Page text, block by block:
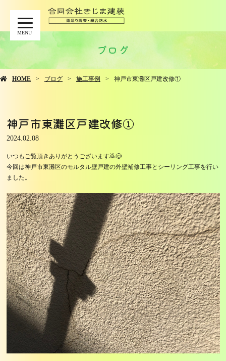
MENU
ブログ
HOME ブログ 施工事例 神戸市東灘区戸建改修①
神戸市東灘区戸建改修①
2024.02.08
いつもご覧頂きありがとうございます🙇😊
今回は神戸市東灘区のモルタル壁戸建の外壁補修工事とシーリング工事を行い
ました。